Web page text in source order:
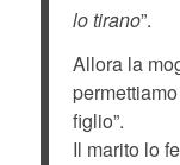
lo tirano”.
Allora la
figlio”.
Il marito lo